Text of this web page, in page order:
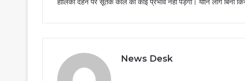
News Desk